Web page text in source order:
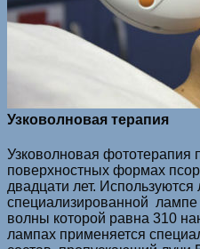
Узковолновая терапия
Узковолновая фототерапия
поверхностных формах
двадцати лет.
специализированной лампе
волны которой равна 310
лампах применяется